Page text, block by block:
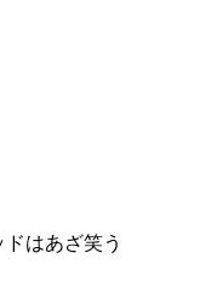
はあざ笑う